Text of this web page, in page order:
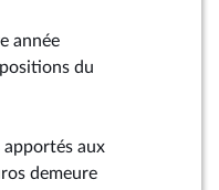
année
du
apportés aux
demeure